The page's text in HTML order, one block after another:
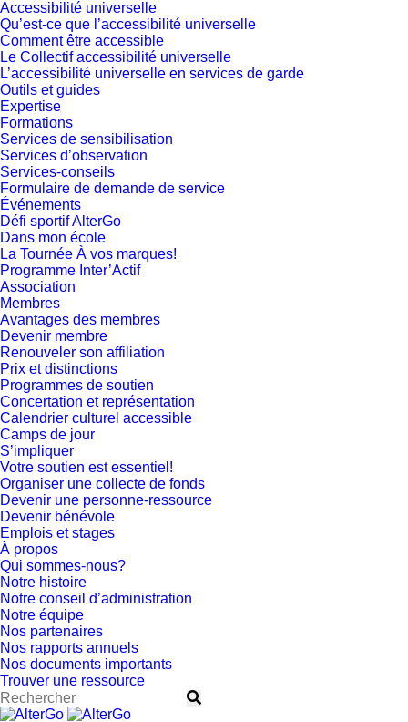
Accessibilité universelle
Qu’est-ce que l’accessibilité universelle
Comment être accessible
Le Collectif accessibilité universelle
L’accessibilité universelle en services de garde
Outils et guides
Expertise
Formations
Services de sensibilisation
Services d’observation
Services-conseils
Formulaire de demande de service
Événements
Défi sportif AlterGo
Dans mon école
La Tournée À vos marques!
Programme Inter’Actif
Association
Membres
Avantages des membres
Devenir membre
Renouveler son affiliation
Prix et distinctions
Programmes de soutien
Concertation et représentation
Calendrier culturel accessible
Camps de jour
S’impliquer
Votre soutien est essentiel!
Organiser une collecte de fonds
Devenir une personne-ressource
Devenir bénévole
Emplois et stages
À propos
Qui sommes-nous?
Notre histoire
Notre conseil d’administration
Notre équipe
Nos partenaires
Nos rapports annuels
Nos documents importants
Trouver une ressource